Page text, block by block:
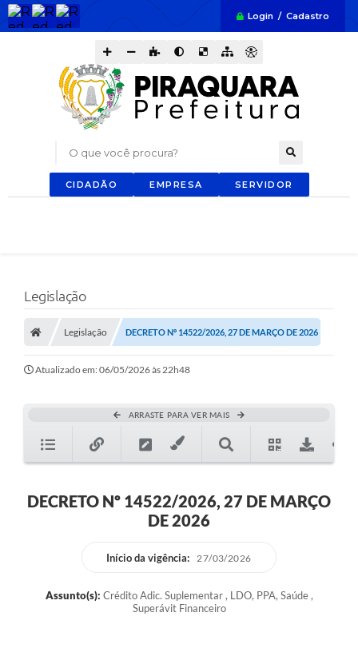
Login / Cadastro
O que você procura?
CIDADÃO EMPRESA SERVIDOR
Legislação
Legislação DECRETO Nº 14522/2026, 27 DE MARÇO DE 2026
Atualizado em: 06/05/2026 às 22h48
ARRASTE PARA VER MAIS
DECRETO Nº 14522/2026, 27 DE MARÇO
DE 2026
Início da vigência: 27/03/2026
Assunto(s): Crédito Adic. Suplementar , LDO, PPA, Saúde ,
Superávit Financeiro